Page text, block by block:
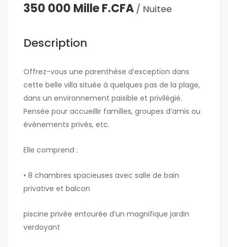
350 000 Mille F.CFA / Nuitee
Description
Offrez-vous une parenthèse d’exception dans
cette belle villa située à quelques pas de la plage,
dans un environnement paisible et privilégié.
Pensée pour accueillir familles, groupes d’amis ou
événements privés, etc.
Elle comprend :
• 8 chambres spacieuses avec salle de bain
privative et balcon
piscine privée entourée d’un magnifique jardin
verdoyant